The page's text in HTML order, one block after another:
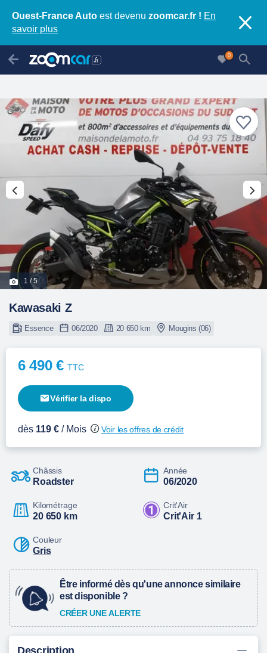
Ouest-France Auto est devenu zoomcar.fr ! En
savoir plus
0
1 / 5
Kawasaki Z
Essence 06/2020 20 650 km Mougins (06)
6 490 €TTC
Vérifier la dispo
dès 119 € / Mois Voir les offres de crédit
Châssis
Roadster
Année
06/2020
Kilométrage
20 650 km
Crit'Air
Crit'Air 1
Couleur
Gris
Être informé dès qu'une annonce similaire
est disponible ?
CRÉER UNE ALERTE
Description